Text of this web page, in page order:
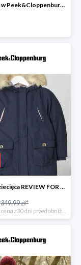
Final Sale w Peek&Cloppenburg do -70%
Kurtka dziecięca REVIEW FOR KIDS -49%
349.99 zł*
*najniższa cena z 30 dni przed obniżką